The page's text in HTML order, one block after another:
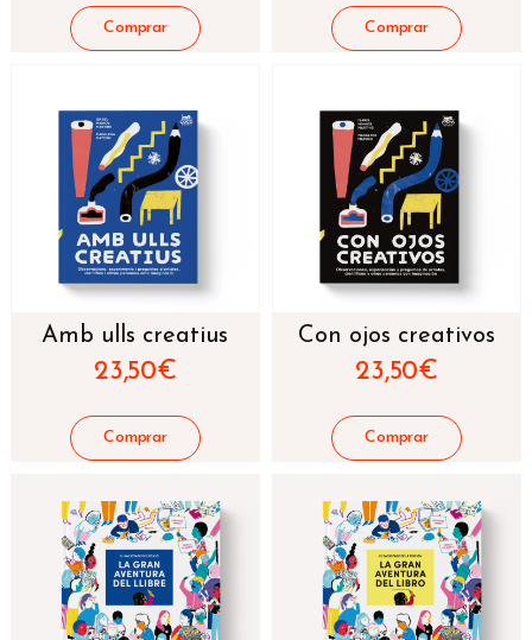
Amb ulls creatius
23,50€
Con ojos creativos
23,50€